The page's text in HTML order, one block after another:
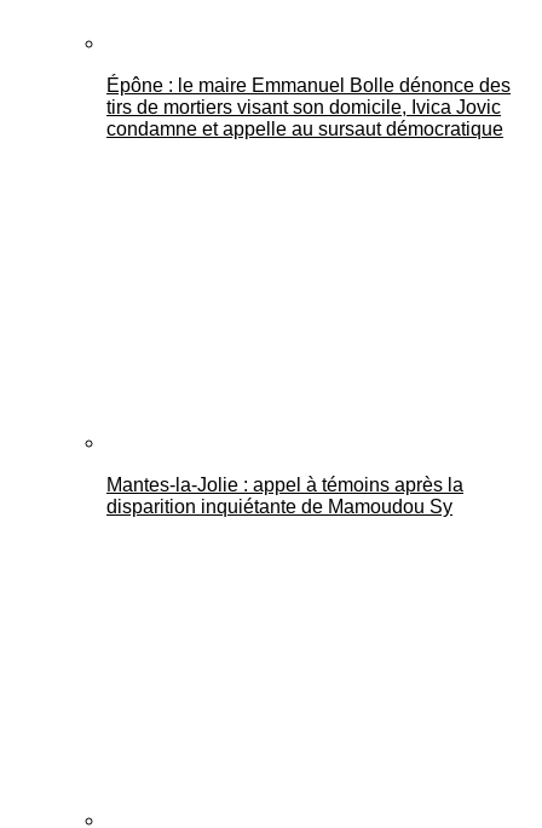
Épône : le maire Emmanuel Bolle dénonce des
tirs de mortiers visant son domicile, Ivica Jovic
condamne et appelle au sursaut démocratique
Mantes-la-Jolie : appel à témoins après la
disparition inquiétante de Mamoudou Sy